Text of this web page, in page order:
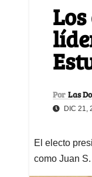
Por Las
DIC 21,
El electo
como Juan